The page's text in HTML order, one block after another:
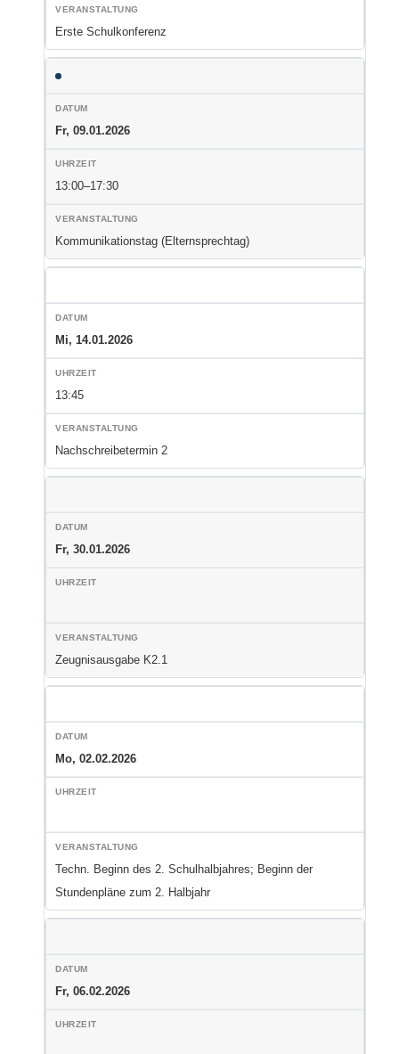
Erste Schulkonferenz
Fr, 09.01.2026
13:00–17:30
Kommunikationstag (Elternsprechtag)
Mi, 14.01.2026
13:45
Nachschreibetermin 2
Fr, 30.01.2026
Zeugnisausgabe K2.1
Mo, 02.02.2026
Techn. Beginn des 2. Schulhalbjahres; Beginn der
Stundenpläne zum 2. Halbjahr
Fr, 06.02.2026